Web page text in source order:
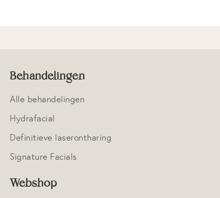
Behandelingen
Alle behandelingen
Hydrafacial
Definitieve laserontharing
Signature Facials
Webshop